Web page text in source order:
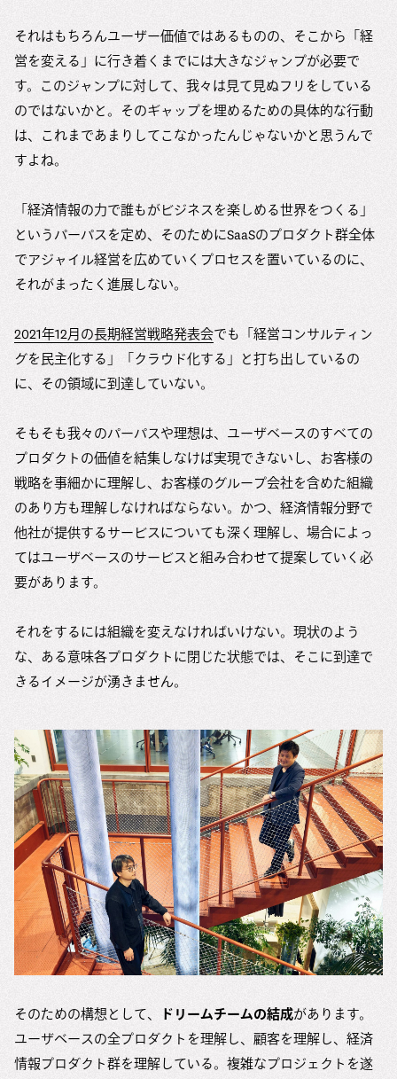
それはもちろんユーザー価値ではあるものの、そこから「経
営を変える」に行き着くまでには大きなジャンプが必要で
す。このジャンプに対して、我々は見て見ぬフリをしている
のではないかと。そのギャップを埋めるための具体的な行動
は、これまであまりしてこなかったんじゃないかと思うんで
すよね。
「経済情報の力で誰もがビジネスを楽しめる世界をつくる」
というパーパスを定め、そのためにSaaSのプロダクト群全体
でアジャイル経営を広めていくプロセスを置いているのに、
それがまったく進展しない。
2021年12月の長期経営戦略発表会でも「経営コンサルティン
グを民主化する」「クラウド化する」と打ち出しているの
に、その領域に到達していない。
そもそも我々のパーパスや理想は、ユーザベースのすべての
プロダクトの価値を結集しなけば実現できないし、お客様の
戦略を事細かに理解し、お客様のグループ会社を含めた組織
のあり方も理解しなければならない。かつ、経済情報分野で
他社が提供するサービスについても深く理解し、場合によっ
てはユーザベースのサービスと組み合わせて提案していく必
要があります。
それをするには組織を変えなければいけない。現状のよう
な、ある意味各プロダクトに閉じた状態では、そこに到達で
きるイメージが湧きません。
そのための構想として、 ドリームチームの結成があります。
ユーザベースの全プロダクトを理解し、顧客を理解し、経済
情報プロダクト群を理解している。複雑なプロジェクトを遂